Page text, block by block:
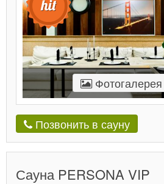
Фотогалерея
Позвонить в сауну
Сауна PERSONA VIP